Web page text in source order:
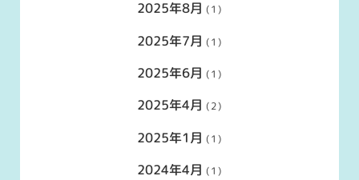
2025年8月 (1)
2025年7月 (1)
2025年6月 (1)
2025年4月 (2)
2025年1月 (1)
2024年4月 (1)